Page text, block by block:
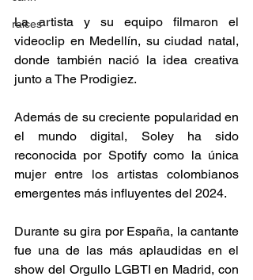
raices
La artista y su equipo filmaron el
videoclip en Medellín, su ciudad natal,
donde también nació la idea creativa
junto a The Prodigiez.
Además de su creciente popularidad en
el mundo digital, Soley ha sido
reconocida por Spotify como la única
mujer entre los artistas colombianos
emergentes más influyentes del 2024.
Durante su gira por España, la cantante
fue una de las más aplaudidas en el
show del Orgullo LGBTI en Madrid, con